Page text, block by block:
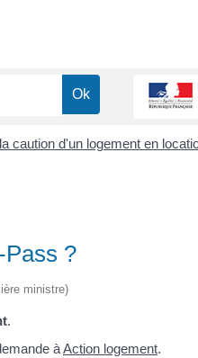
caution d'un logement en
Pass ?
ministre)
.
àAction logement.